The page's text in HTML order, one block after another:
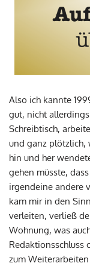
Also ich kannte
gut, nicht
Schreibtisch,
und ganz plötzlich,
hin und her
gehen müsste,
irgendeine andere
kam mir in den
verleiten, verließ
Wohnung, was
Redaktionsschluss
zum